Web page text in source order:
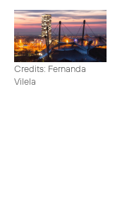
Credits: Fernanda
Vilela